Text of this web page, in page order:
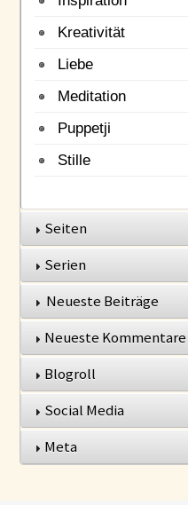
Kreativität
Liebe
Meditation
Puppetji
Stille
Seiten
Serien
Neueste Beiträge
Neueste Kommentare
Blogroll
Social Media
Meta